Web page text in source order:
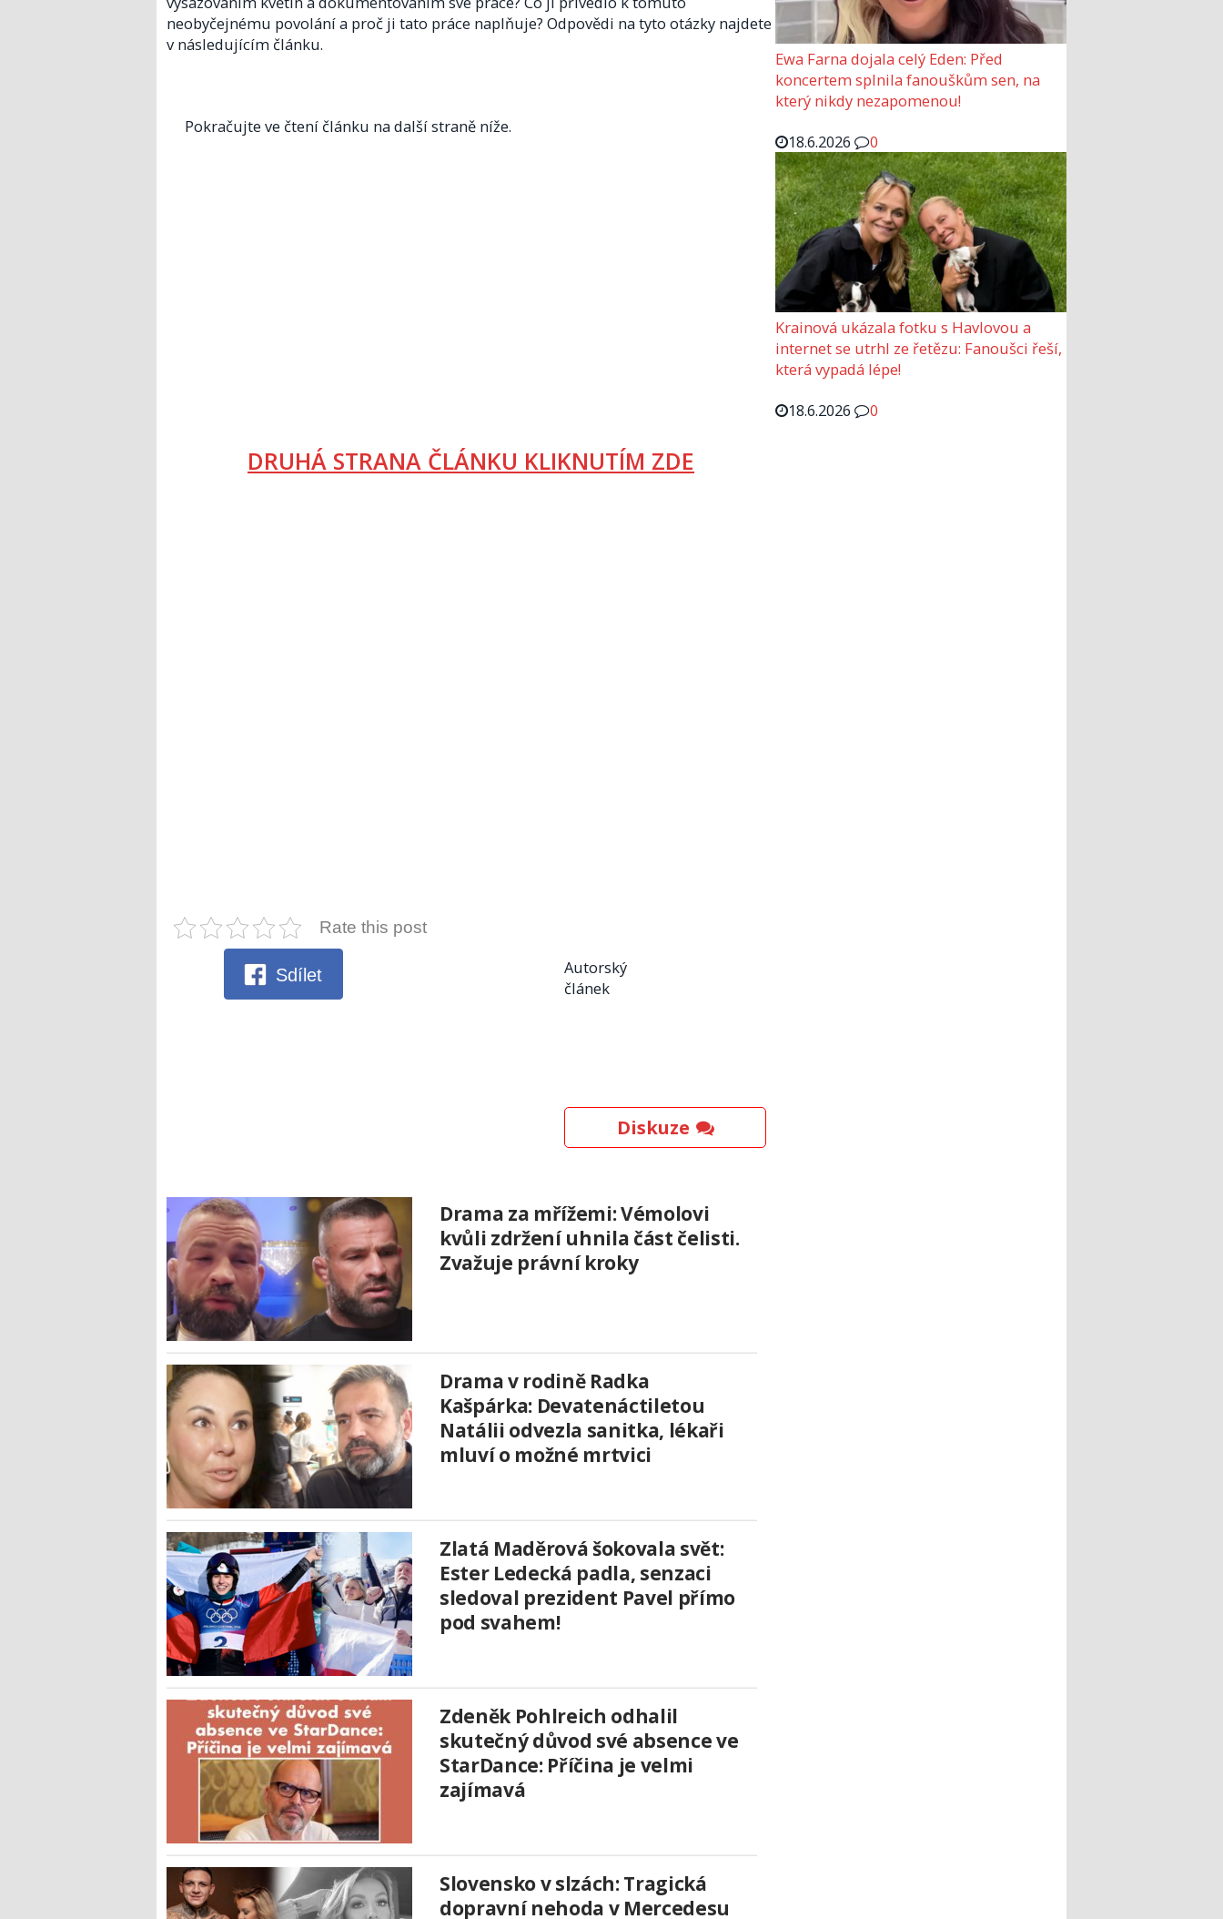
neobyčejnému povolání a proč ji tato práce naplňuje? Odpovědi na tyto otázky najdete
v následujícím článku.
Pokračujte ve čtení článku na další straně níže.
DRUHÁ STRANA ČLÁNKU KLIKNUTÍM ZDE
Rate this post
Sdílet
Autorský
článek
Diskuze
Drama za mřížemi: Vémolovi
kvůli zdržení uhnila část čelisti.
Zvažuje právní kroky
Drama v rodině Radka
Kašpárka: Devatenáctiletou
Natálii odvezla sanitka, lékaři
mluví o možné mrtvici
Zlatá Maděrová šokovala svět:
Ester Ledecká padla, senzaci
sledoval prezident Pavel přímo
pod svahem!
Zdeněk Pohlreich odhalil
skutečný důvod své absence ve
StarDance: Příčina je velmi
zajímavá
Slovensko v slzách: Tragická
dopravní nehoda v Mercedesu
Ewa Farna dojala celý Eden: Před
koncertem splnila fanouškům sen, na
který nikdy nezapomenou!
18.6.2026
0
Krainová ukázala fotku s Havlovou a
internet se utrhl ze řetězu: Fanoušci řeší,
která vypadá lépe!
18.6.2026
0